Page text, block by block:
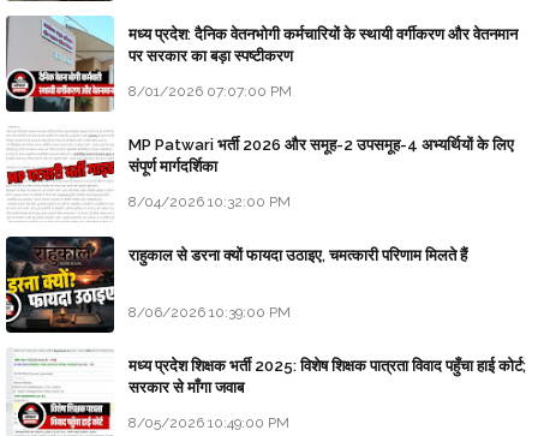
मध्य प्रदेश: दैनिक वेतनभोगी कर्मचारियों के स्थायी वर्गीकरण और वेतनमान
पर सरकार का बड़ा स्पष्टीकरण
8/01/2026 07:07:00 PM
MP Patwari भर्ती 2026 और समूह-2 उपसमूह-4 अभ्यर्थियों के लिए
संपूर्ण मार्गदर्शिका
8/04/2026 10:32:00 PM
राहुकाल से डरना क्यों फायदा उठाइए, चमत्कारी परिणाम मिलते हैं
8/06/2026 10:39:00 PM
मध्य प्रदेश शिक्षक भर्ती 2025: विशेष शिक्षक पात्रता विवाद पहुँचा हाई कोर्ट;
सरकार से माँगा जवाब
8/05/2026 10:49:00 PM